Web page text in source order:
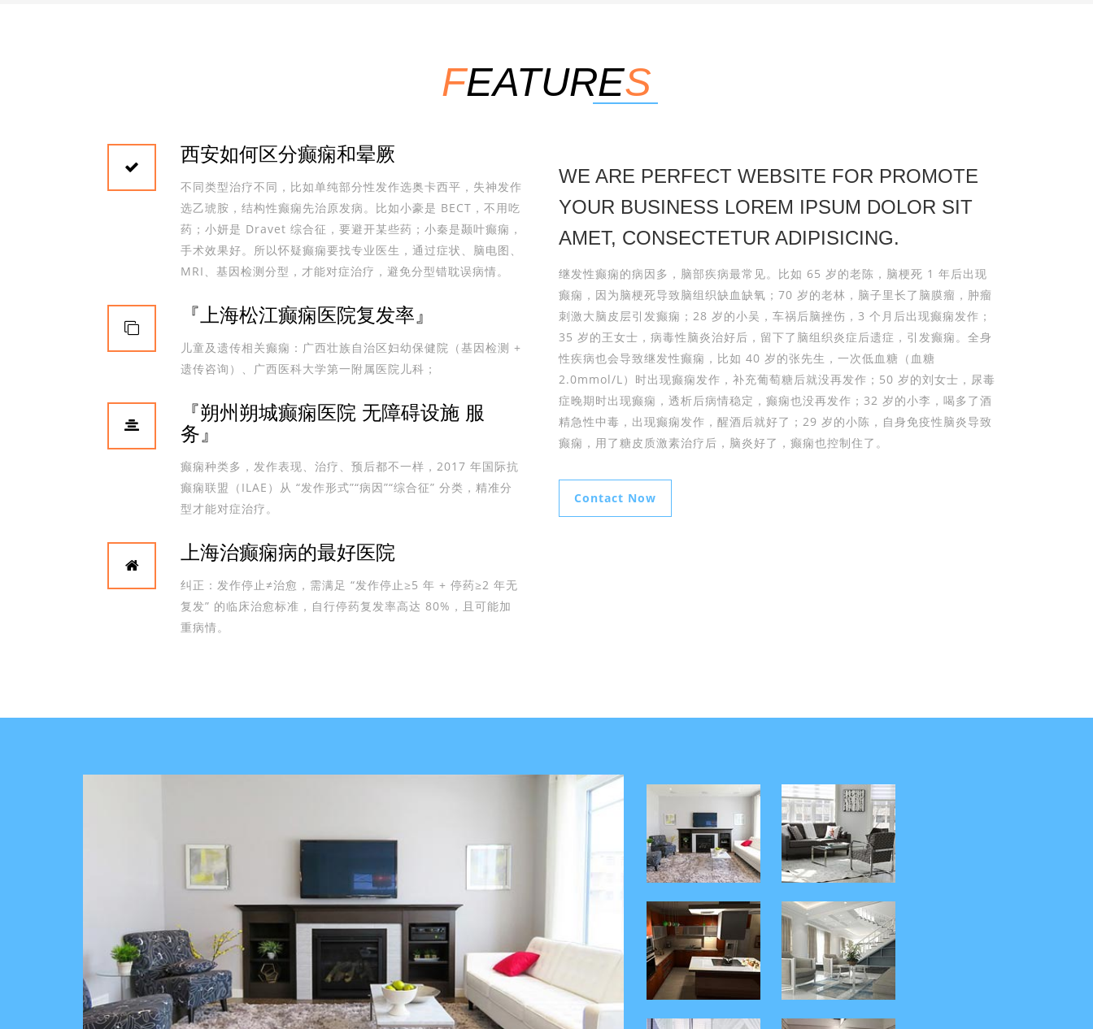
FEATURES
西安如何区分癫痫和晕厥
不同类型治疗不同，比如单纯部分性发作选奥卡西平，失神发作
选乙琥胺，结构性癫痫先治原发病。比如小豪是 BECT，不用吃
药；小妍是 Dravet 综合征，要避开某些药；小秦是颞叶癫痫，
手术效果好。所以怀疑癫痫要找专业医生，通过症状、脑电图、
MRI、基因检测分型，才能对症治疗，避免分型错耽误病情。
『上海松江癫痫医院复发率』
儿童及遗传相关癫痫：广西壮族自治区妇幼保健院（基因检测 +
遗传咨询）、广西医科大学第一附属医院儿科；
『朔州朔城癫痫医院 无障碍设施 服
务』
癫痫种类多，发作表现、治疗、预后都不一样，2017 年国际抗
癫痫联盟（ILAE）从 “发作形式”“病因”“综合征” 分类，精准分
型才能对症治疗。
上海治癫痫病的最好医院
纠正：发作停止≠治愈，需满足 “发作停止≥5 年 + 停药≥2 年无
复发” 的临床治愈标准，自行停药复发率高达 80%，且可能加
重病情。
WE ARE PERFECT WEBSITE FOR PROMOTE
YOUR BUSINESS LOREM IPSUM DOLOR SIT
AMET, CONSECTETUR ADIPISICING.
继发性癫痫的病因多，脑部疾病最常见。比如 65 岁的老陈，脑梗死 1 年后出现
癫痫，因为脑梗死导致脑组织缺血缺氧；70 岁的老林，脑子里长了脑膜瘤，肿瘤
刺激大脑皮层引发癫痫；28 岁的小吴，车祸后脑挫伤，3 个月后出现癫痫发作；
35 岁的王女士，病毒性脑炎治好后，留下了脑组织炎症后遗症，引发癫痫。全身
性疾病也会导致继发性癫痫，比如 40 岁的张先生，一次低血糖（血糖
2.0mmol/L）时出现癫痫发作，补充葡萄糖后就没再发作；50 岁的刘女士，尿毒
症晚期时出现癫痫，透析后病情稳定，癫痫也没再发作；32 岁的小李，喝多了酒
精急性中毒，出现癫痫发作，醒酒后就好了；29 岁的小陈，自身免疫性脑炎导致
癫痫，用了糖皮质激素治疗后，脑炎好了，癫痫也控制住了。
Contact Now